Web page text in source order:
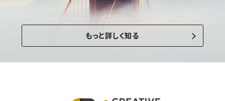
もっと詳しく知る